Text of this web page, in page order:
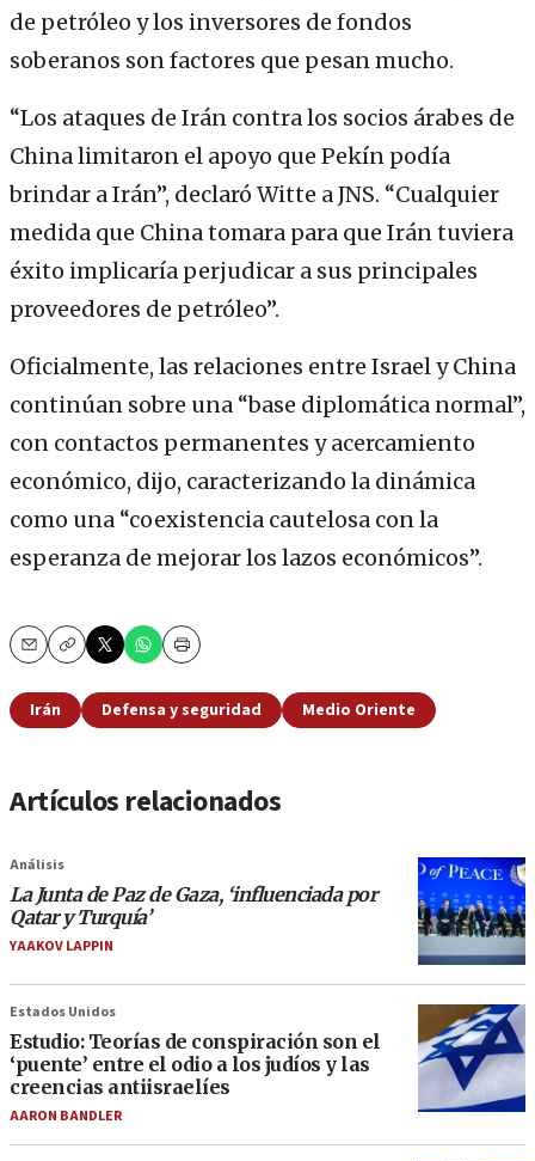
de petróleo y los inversores de fondos
soberanos son factores que pesan mucho.
“Los ataques de Irán contra los socios árabes de
China limitaron el apoyo que Pekín podía
brindar a Irán”, declaró Witte a JNS. “Cualquier
medida que China tomara para que Irán tuviera
éxito implicaría perjudicar a sus principales
proveedores de petróleo”.
Oficialmente, las relaciones entre Israel y China
continúan sobre una “base diplomática normal”,
con contactos permanentes y acercamiento
económico, dijo, caracterizando la dinámica
como una “coexistencia cautelosa con la
esperanza de mejorar los lazos económicos”.
EmailCopy Print
Irán Defensa y seguridad Medio Oriente
Artículos relacionados
Análisis
La Junta de Paz de Gaza, ‘influenciada por
Qatar y Turquía’
YAAKOV LAPPIN
Estados Unidos
Estudio: Teorías de conspiración son el
‘puente’ entre el odio a los judíos y las
creencias antiisraelíes
AARON BANDLER